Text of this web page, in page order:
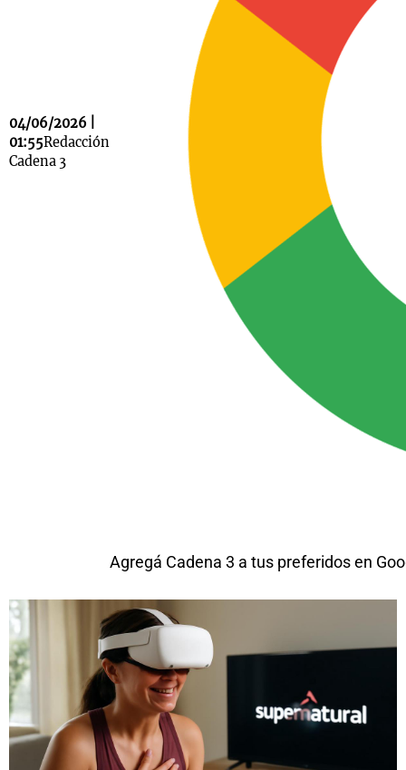
04/06/2026 |
01:55Redacción
Cadena 3
Agregá Cadena 3 a tus preferidos en